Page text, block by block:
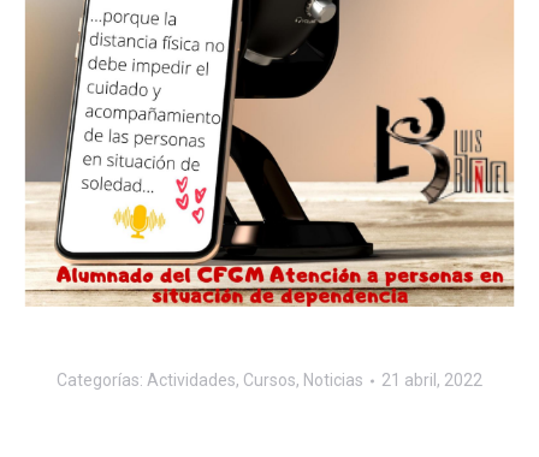
Categorías: Actividades, Cursos, Noticias 21 abril, 2022